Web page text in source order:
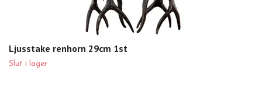
Ljusstake renhorn 29cm 1st
Slut i lager